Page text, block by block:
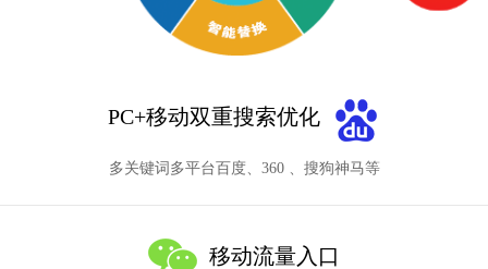
PC+移动双重搜索优化
多关键词多平台百度、360 、搜狗神马等
移动流量入口